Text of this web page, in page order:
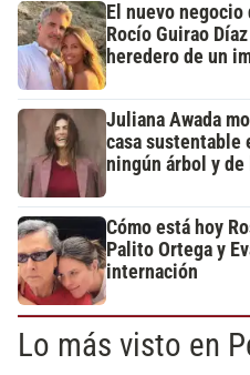
El nuevo
Rocío Guirao
heredero de un
Juliana Awada
casa sustentable
ningún árbol y de
Cómo está hoy
Palito Ortega y
internación
Lo más visto en